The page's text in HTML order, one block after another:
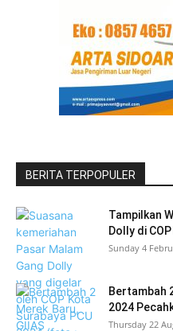
BERITA TERPOPULER
Tampilkan
Dolly di
Sunday 4
Bertambah
2024
Thursday 22